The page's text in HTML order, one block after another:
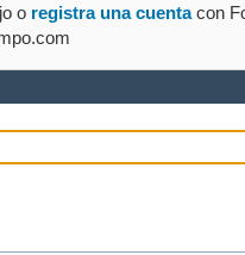
o registra una cuentacon